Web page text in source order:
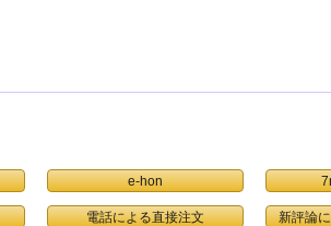
e-hon
電話による直接注文